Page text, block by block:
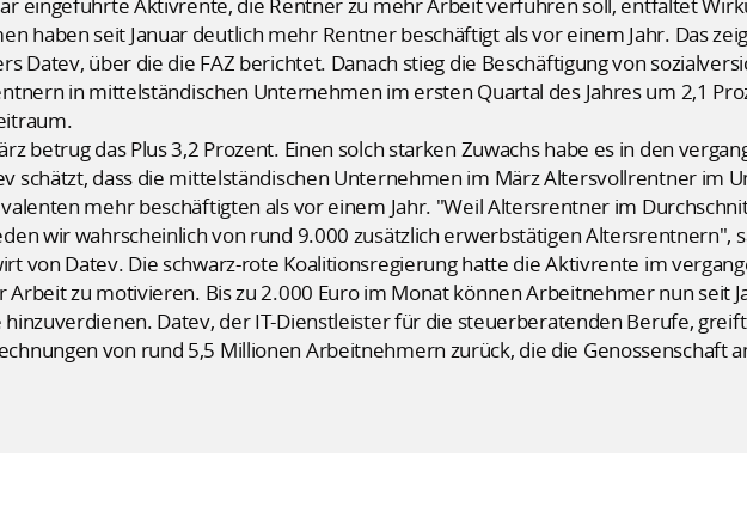
haben seit Januar deutlich mehr Rentner beschäftigt als vor einem Jahr. Das
Datev, über die die FAZ berichtet. Danach stieg die Beschäftigung von
in mittelständischen Unternehmen im ersten Quartal des Jahres um 2,1
betrug das Plus 3,2 Prozent. Einen solch starken Zuwachs habe es in den
schätzt, dass die mittelständischen Unternehmen im März Altersvollrentner im
mehr beschäftigten als vor einem Jahr. "Weil Altersrentner im
wir wahrscheinlich von rund 9.000 zusätzlich erwerbstätigen Altersrentnern",
von Datev. Die schwarz-rote Koalitionsregierung hatte die Aktivrente im
Arbeit zu motivieren. Bis zu 2.000 Euro im Monat können Arbeitnehmer nun seit
Datev, der IT-Dienstleister für die steuerberatenden Berufe,
von rund 5,5 Millionen Arbeitnehmern zurück, die die Genossenschaft